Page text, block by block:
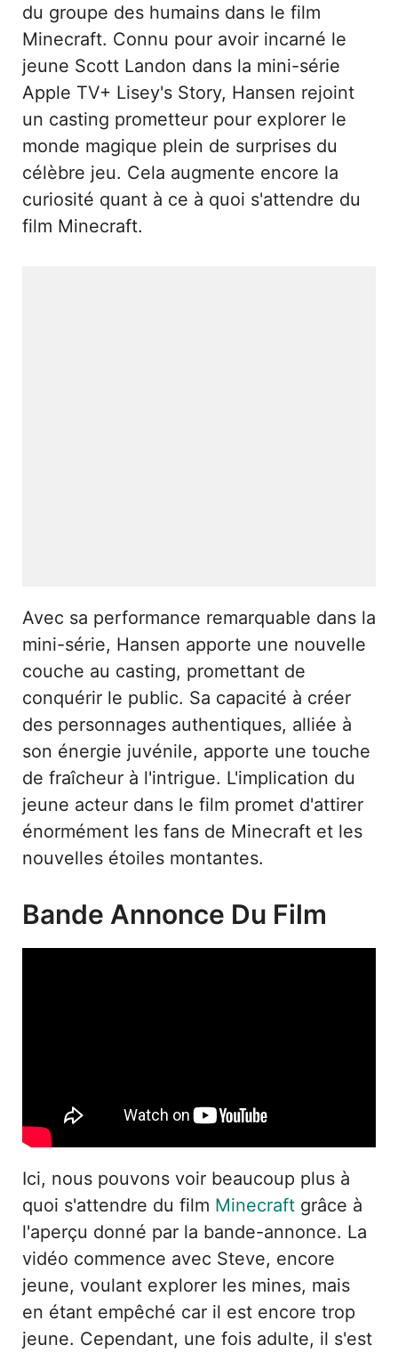
du groupe des humains dans le film
Minecraft. Connu pour avoir incarné le
jeune Scott Landon dans la mini-série
Apple TV+ Lisey's Story, Hansen rejoint
un casting prometteur pour explorer le
monde magique plein de surprises du
célèbre jeu. Cela augmente encore la
curiosité quant à ce à quoi s'attendre du
film Minecraft.
Avec sa performance remarquable dans la
mini-série, Hansen apporte une nouvelle
couche au casting, promettant de
conquérir le public. Sa capacité à créer
des personnages authentiques, alliée à
son énergie juvénile, apporte une touche
de fraîcheur à l'intrigue. L'implication du
jeune acteur dans le film promet d'attirer
énormément les fans de Minecraft et les
nouvelles étoiles montantes.
Bande Annonce Du Film
Ici, nous pouvons voir beaucoup plus à
quoi s'attendre du film Minecraft grâce à
l'aperçu donné par la bande-annonce. La
vidéo commence avec Steve, encore
jeune, voulant explorer les mines, mais
en étant empêché car il est encore trop
jeune. Cependant, une fois adulte, il s'est